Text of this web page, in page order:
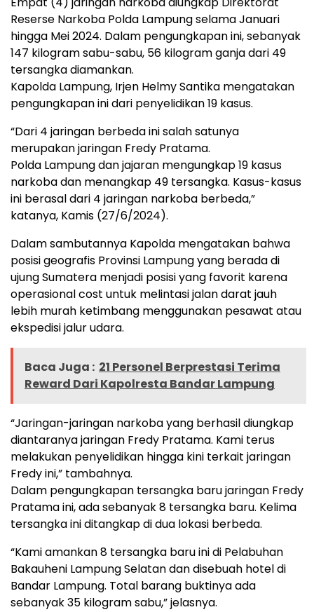
Reserse Narkoba Polda Lampung selama Januari
hingga Mei 2024. Dalam pengungkapan ini, sebanyak
147 kilogram sabu-sabu, 56 kilogram ganja dari 49
tersangka diamankan.
Kapolda Lampung, Irjen Helmy Santika mengatakan
pengungkapan ini dari penyelidikan 19 kasus.
“Dari 4 jaringan berbeda ini salah satunya
merupakan jaringan Fredy Pratama.
Polda Lampung dan jajaran mengungkap 19 kasus
narkoba dan menangkap 49 tersangka. Kasus-kasus
ini berasal dari 4 jaringan narkoba berbeda,”
katanya, Kamis (27/6/2024).
Dalam sambutannya Kapolda mengatakan bahwa
posisi geografis Provinsi Lampung yang berada di
ujung Sumatera menjadi posisi yang favorit karena
operasional cost untuk melintasi jalan darat jauh
lebih murah ketimbang menggunakan pesawat atau
ekspedisi jalur udara.
Baca Juga : 21 Personel Berprestasi Terima
Reward Dari Kapolresta Bandar Lampung
“Jaringan-jaringan narkoba yang berhasil diungkap
diantaranya jaringan Fredy Pratama. Kami terus
melakukan penyelidikan hingga kini terkait jaringan
Fredy ini,” tambahnya.
Dalam pengungkapan tersangka baru jaringan Fredy
Pratama ini, ada sebanyak 8 tersangka baru. Kelima
tersangka ini ditangkap di dua lokasi berbeda.
“Kami amankan 8 tersangka baru ini di Pelabuhan
Bakauheni Lampung Selatan dan disebuah hotel di
Bandar Lampung. Total barang buktinya ada
sebanyak 35 kilogram sabu,” jelasnya.